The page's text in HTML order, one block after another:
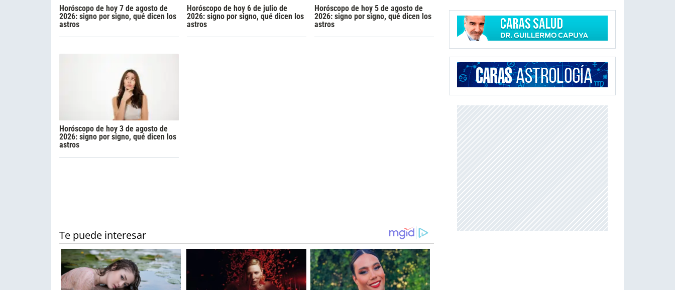
Horóscopo de hoy 7 de agosto de
2026: signo por signo, qué dicen los
astros
Horóscopo de hoy 6 de julio de
2026: signo por signo, qué dicen los
astros
Horóscopo de hoy 5 de agosto de
2026: signo por signo, qué dicen los
astros
Horóscopo de hoy 3 de agosto de
2026: signo por signo, qué dicen los
astros